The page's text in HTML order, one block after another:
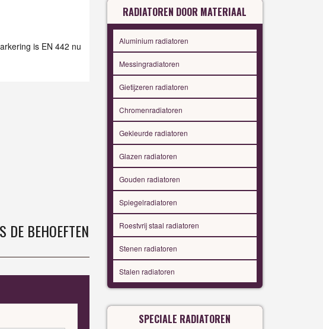
is EN 442 nu
DE BEHOEFTEN
RADIATOREN DOOR MATERIAAL
Aluminium radiatoren
Messingradiatoren
Gietijzeren radiatoren
Chromenradiatoren
Gekleurde radiatoren
Glazen radiatoren
Gouden radiatoren
Spiegelradiatoren
Roestvrij staal radiatoren
Stenen radiatoren
Stalen radiatoren
SPECIALE RADIATOREN